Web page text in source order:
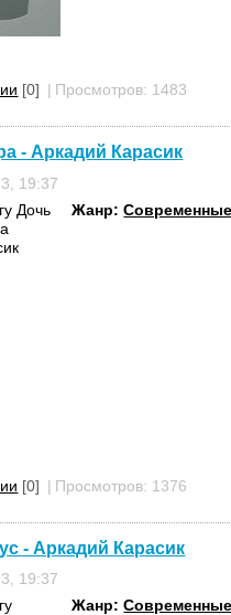
[0] | Просмотров: 1483
- Аркадий Карасик
19:37
Жанр:
[0] | Просмотров: 1376
- Аркадий Карасик
19:37
Жанр: